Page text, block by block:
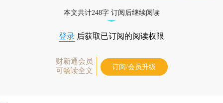
本文共计248字 订阅后继续阅读
登录 后获取已订阅的阅读权限
财新通会员
可畅读全文
订阅/会员升级